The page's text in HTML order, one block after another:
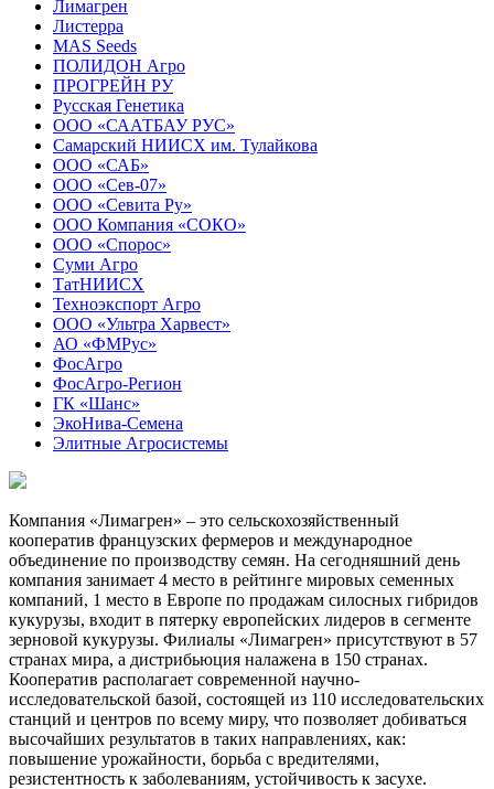
Лимагрен
Листерра
MAS Seeds
ПОЛИДОН Агро
ПРОГРЕЙН РУ
Русская Генетика
ООО «СААТБАУ РУС»
Самарский НИИСХ им. Тулайкова
ООО «САБ»
ООО «Сев-07»
ООО «Севита Ру»
ООО Компания «СОКО»
ООО «Спорос»
Суми Агро
ТатНИИСХ
Техноэкспорт Агро
ООО «Ультра Харвест»
АО «ФМРус»
ФосАгро
ФосАгро-Регион
ГК «Шанс»
ЭкоНива-Семена
Элитные Агросистемы
Компания «Лимагрен» – это сельскохозяйственный
кооператив французских фермеров и международное
объединение по производству семян. На сегодняшний день
компания занимает 4 место в рейтинге мировых семенных
компаний, 1 место в Европе по продажам силосных гибридов
кукурузы, входит в пятерку европейских лидеров в сегменте
зерновой кукурузы. Филиалы «Лимагрен» присутствуют в 57
странах мира, а дистрибьюция налажена в 150 странах.
Кооператив располагает современной научно-
исследовательской базой, состоящей из 110 исследовательских
станций и центров по всему миру, что позволяет добиваться
высочайших результатов в таких направлениях, как:
повышение урожайности, борьба с вредителями,
резистентность к заболеваниям, устойчивость к засухе.